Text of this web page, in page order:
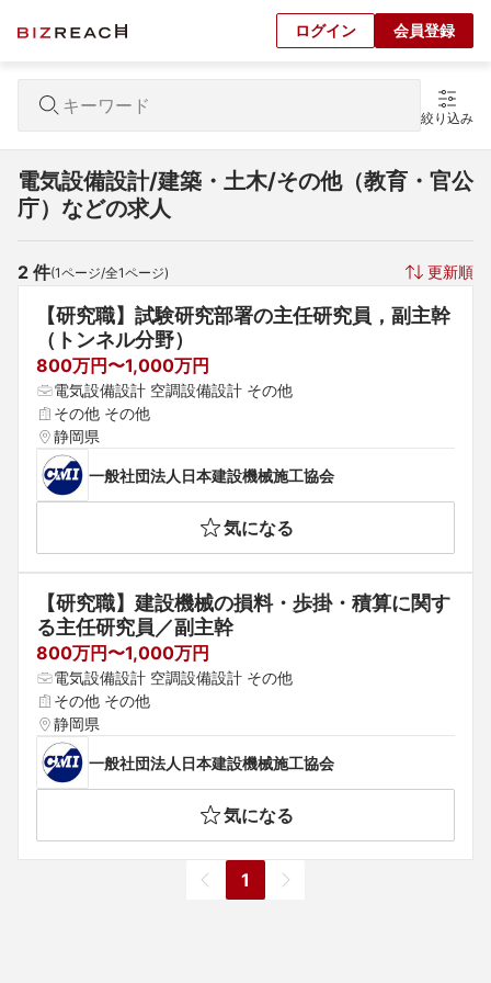
ログイン 会員登録
絞り込み
電気設備設計/建築・土木/その他（教育・官公
庁）などの求人
2 件(1ページ/全1ページ) 更新順
【研究職】試験研究部署の主任研究員，副主幹
（トンネル分野）
800万円〜1,000万円
電気設備設計 空調設備設計 その他
その他 その他
静岡県
一般社団法人日本建設機械施工協会
気になる
【研究職】建設機械の損料・歩掛・積算に関す
る主任研究員／副主幹
800万円〜1,000万円
電気設備設計 空調設備設計 その他
その他 その他
静岡県
一般社団法人日本建設機械施工協会
気になる
1